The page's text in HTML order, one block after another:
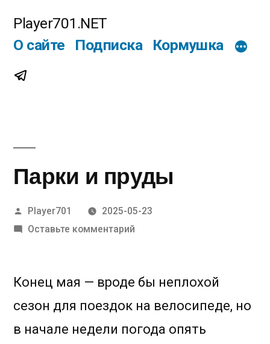
Player701.NET
О сайте
Подписка Кормушка
Telegram
Парки и пруды
Написано
автором
Player701
2025-05-23
Оставьте комментарийк
пруды
Конец мая — вроде бы неплохой
сезон для поездок на велосипеде, но
в начале недели погода опять